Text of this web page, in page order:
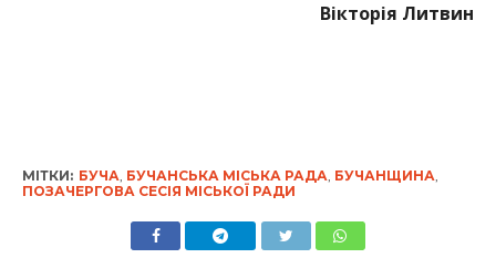
Вікторія Литвин
МІТКИ: БУЧА, БУЧАНСЬКА МІСЬКА РАДА, БУЧАНЩИНА,
ПОЗАЧЕРГОВА СЕСІЯ МІСЬКОЇ РАДИ